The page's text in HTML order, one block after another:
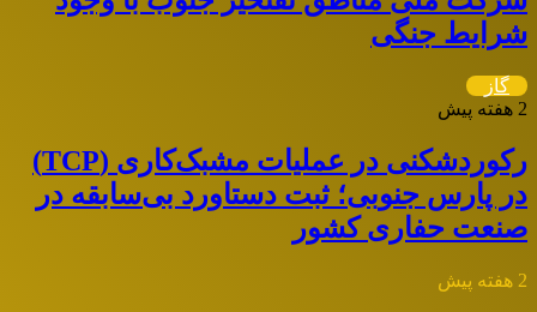
شرایط جنگی
گاز
2 هفته پیش
رکوردشکنی در عملیات مشبک‌کاری (TCP)
در پارس جنوبی؛ ثبت دستاورد بی‌سابقه در
صنعت حفاری کشور
2 هفته پیش